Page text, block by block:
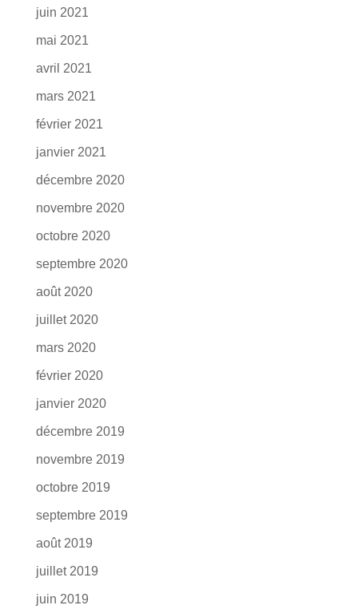
juin 2021
mai 2021
avril 2021
mars 2021
février 2021
janvier 2021
décembre 2020
novembre 2020
octobre 2020
septembre 2020
août 2020
juillet 2020
mars 2020
février 2020
janvier 2020
décembre 2019
novembre 2019
octobre 2019
septembre 2019
août 2019
juillet 2019
juin 2019